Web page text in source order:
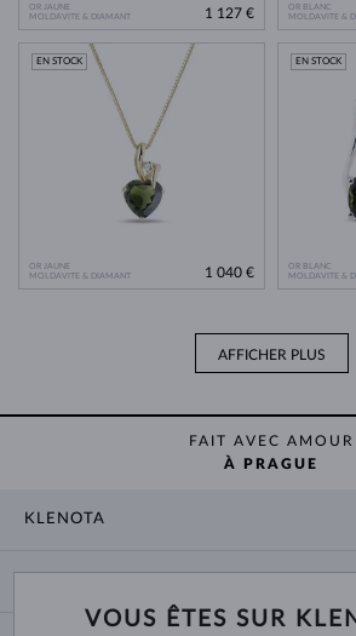
OR JAUNE
MOLDAVITE & DIAMANT
1 127 €
OR BLANC
MOLDAVITE &
OR JAUNE
MOLDAVITE & DIAMANT
EN STOCK
1 040 €
OR BLANC
MOLDAVITE &
EN STOCK
AFFICHER PLUS
FAIT AVEC AMOUR
À PRAGUE
KLENOTA
NOUS CONNAÎTRE
LIVRAISON ET PAIEMENT
VOUS ÊTES SUR